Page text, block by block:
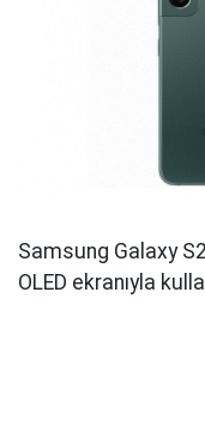
Samsung Galaxy
OLED ekranıyla